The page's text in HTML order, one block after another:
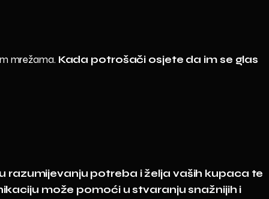
mrežama. Kada potrošači osjete da im se glas
razumijevanju potreba i želja vaših kupaca te
može pomoći u stvaranju snažnijih i